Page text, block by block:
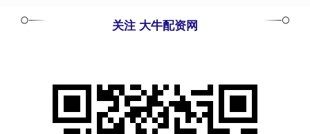
关注 大牛配资网